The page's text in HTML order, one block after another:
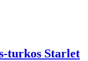
turkos Starlet